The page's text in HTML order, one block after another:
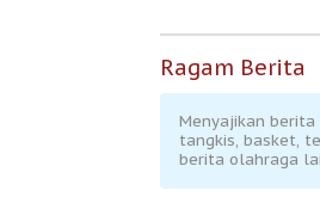
Ragam Berita
Menyajikan
tangkis, basket,
berita olahraga